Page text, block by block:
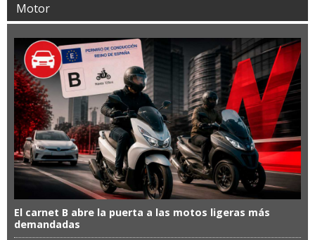
Motor
El carnet B abre la puerta a las motos ligeras más
demandadas